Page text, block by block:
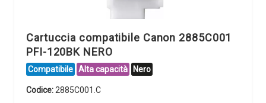
Cartuccia compatibile Canon 2885C001
PFI-120BK NERO
Compatibile Alta capacità Nero
Codice: 2885C001.C